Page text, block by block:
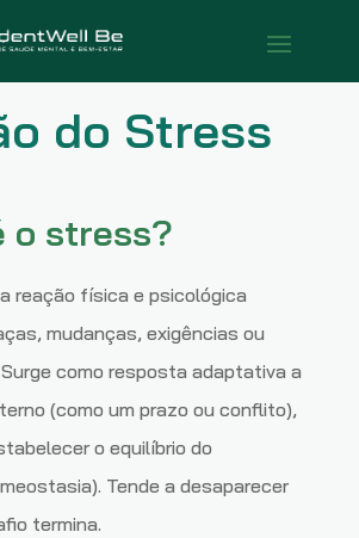
do Stress
o stress?
reação física e psicológica
mudanças, exigências ou
como resposta adaptativa a
(como um prazo ou conflito),
o equilíbrio do
Tende a desaparecer
termina.